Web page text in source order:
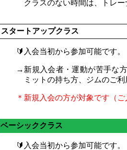
クラスのない時間は、トレ
スタートアップクラス
🔰入会当初から参加可能です。
→新規入会者・運動が苦手な
ミットの持ち方、ジムのご
＊新規入会の方が対象です（
ベーシッククラス
🔰入会当初から参加可能です。